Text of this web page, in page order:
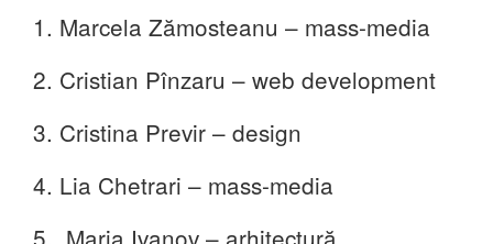
1. Marcela Zămosteanu – mass-media
2. Cristian Pînzaru – web development
3. Cristina Previr – design
4. Lia Chetrari – mass-media
5. Maria Ivanov – arhitectură